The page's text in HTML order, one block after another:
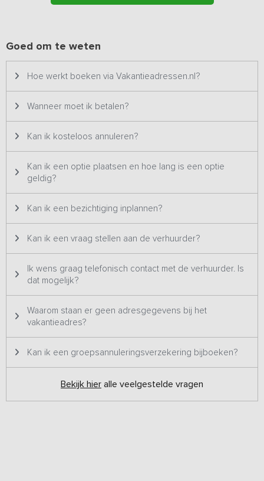
Goed om te weten
Hoe werkt boeken via Vakantieadressen.nl?
Wanneer moet ik betalen?
Kan ik kosteloos annuleren?
Kan ik een optie plaatsen en hoe lang is een optie
geldig?
Kan ik een bezichtiging inplannen?
Kan ik een vraag stellen aan de verhuurder?
Ik wens graag telefonisch contact met de verhuurder. Is
dat mogelijk?
Waarom staan er geen adresgegevens bij het
vakantieadres?
Kan ik een groepsannuleringsverzekering bijboeken?
Bekijk hier alle veelgestelde vragen